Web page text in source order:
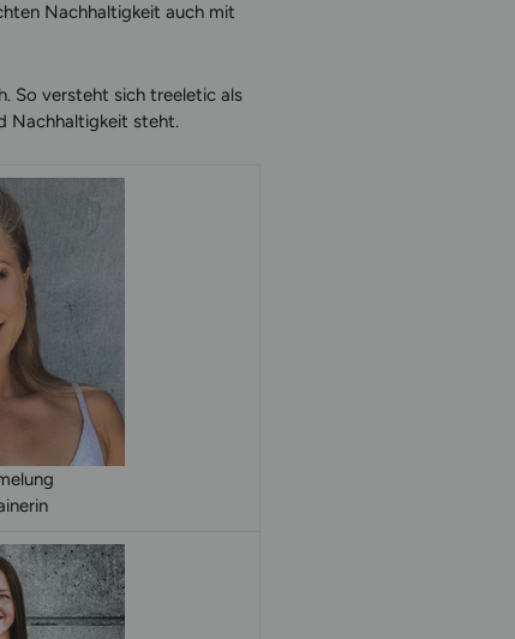
Nachhaltigkeit auch mit
So versteht sich treeletic als
Nachhaltigkeit steht.